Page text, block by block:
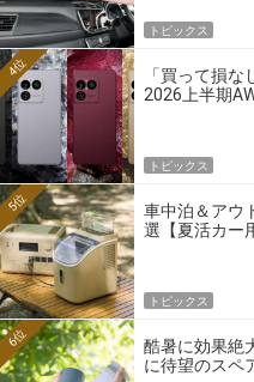
トピックス
「買って損
2026上半期
4位
トピックス
車中泊＆アウ
選【夏活カー
5位
トピックス
酷暑に効果絶
に待望のスペ
6位